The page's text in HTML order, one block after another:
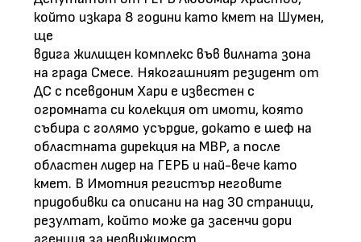
който изкара 8 години като кмет на Шумен,
ще
вдига жилищен комплекс във вилната зона
на града Смесе. Някогашният резидент от
ДС с псевдоним Хари е известен с
огромната си колекция от имоти, която
събира с голямо усърдие, докато е шеф на
областната дирекция на МВР, а после
областен лидер на ГЕРБ и най-вече като
кмет. В Имотния регистър неговите
придобивки са описани на над 30 страници,
резултат, който може да засенчи дори